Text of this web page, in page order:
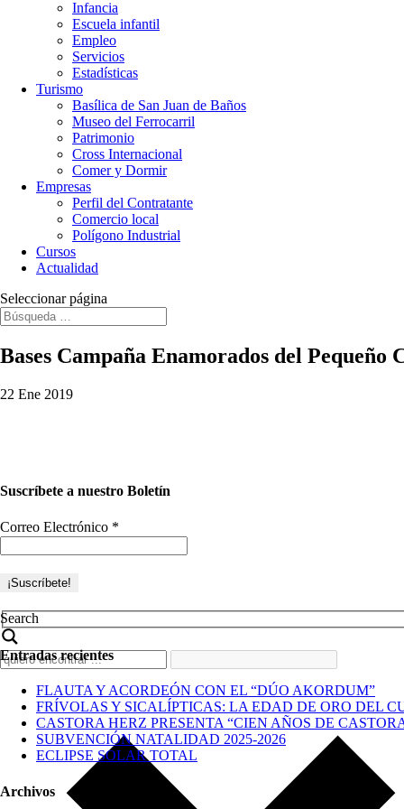
Infancia
Escuela infantil
Empleo
Servicios
Estadísticas
Turismo
Basílica de San Juan de Baños
Museo del Ferrocarril
Patrimonio
Cross Internacional
Comer y Dormir
Empresas
Perfil del Contratante
Comercio local
Polígono Industrial
Cursos
Actualidad
Seleccionar página
Bases Campaña Enamorados del Pequeño
22 Ene 2019
Suscríbete a nuestro Boletín
Correo Electrónico *
Search
Entradas recientes
FLAUTA Y ACORDEÓN CON EL “DÚO AKORDUM”
FRÍVOLAS Y SICALÍPTICAS: LA EDAD DE ORO DEL
CASTORA HERZ PRESENTA “CIEN AÑOS DE
SUBVENCIÓN NATALIDAD 2025-2026
ECLIPSE SOLAR TOTAL
Archivos